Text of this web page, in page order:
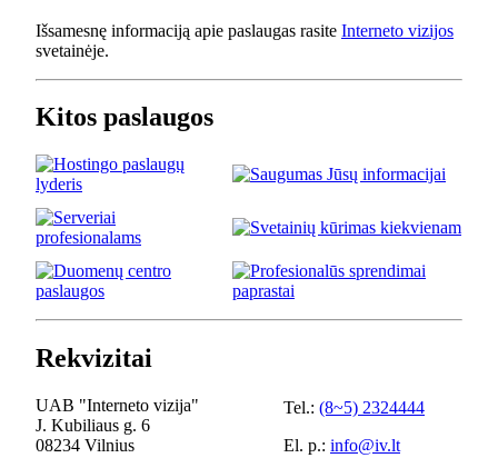
Išsamesnę informaciją apie paslaugas rasite Interneto vizijos
svetainėje.
Kitos paslaugos
Rekvizitai
UAB "Interneto vizija"
J. Kubiliaus g. 6
08234 Vilnius
Tel.: (8~5) 2324444
El. p.: info@iv.lt